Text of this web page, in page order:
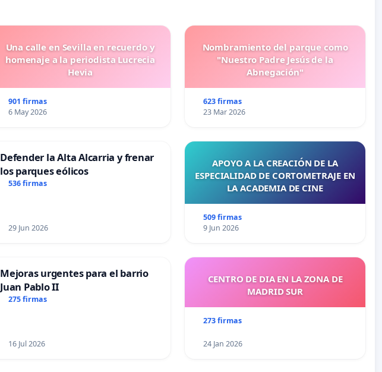
Una calle en Sevilla en recuerdo y
homenaje a la periodista Lucrecia
Hevia
901 firmas
6 May 2026
Nombramiento del parque como
"Nuestro Padre Jesús de la
Abnegación"
623 firmas
23 Mar 2026
Defender la Alta Alcarria y frenar
los parques eólicos
536 firmas
29 Jun 2026
APOYO A LA CREACIÓN DE LA
ESPECIALIDAD DE CORTOMETRAJE EN
LA ACADEMIA DE CINE
509 firmas
9 Jun 2026
Mejoras urgentes para el barrio
Juan Pablo II
275 firmas
16 Jul 2026
CENTRO DE DIA EN LA ZONA DE
MADRID SUR
273 firmas
24 Jan 2026